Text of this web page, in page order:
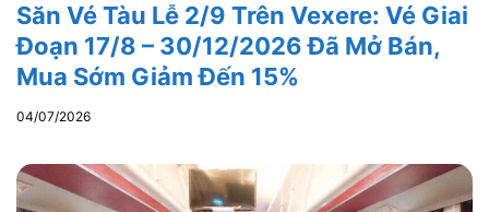
Săn Vé Tàu Lễ 2/9 Trên Vexere: Vé Giai
Đoạn 17/8 – 30/12/2026 Đã Mở Bán,
Mua Sớm Giảm Đến 15%
04/07/2026